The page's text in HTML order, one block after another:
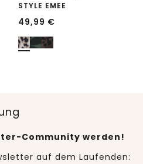
STYLE EMEE
49,99 €
Community werden!
auf dem Laufenden: